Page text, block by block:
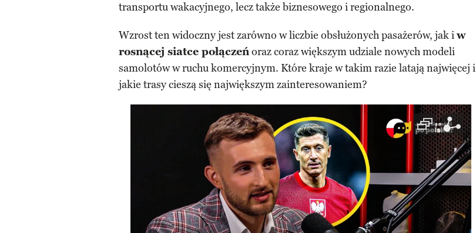
transportu wakacyjnego, lecz także biznesowego i regionalnego.
Wzrost ten widoczny jest zarówno w liczbie obsłużonych pasażerów, jak iw
rosnącej siatce połączeńoraz coraz większym udziale nowych modeli
samolotów w ruchu komercyjnym. Które kraje w takim razie latają najwięcej i
jakie trasy cieszą się największym zainteresowaniem?